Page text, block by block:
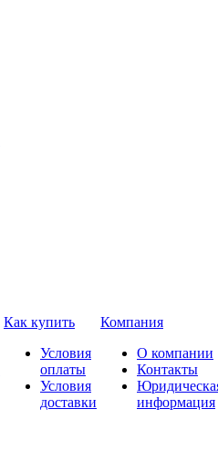
Как купить
Условия
оплаты
Условия
доставки
Компания
О компании
Контакты
информация